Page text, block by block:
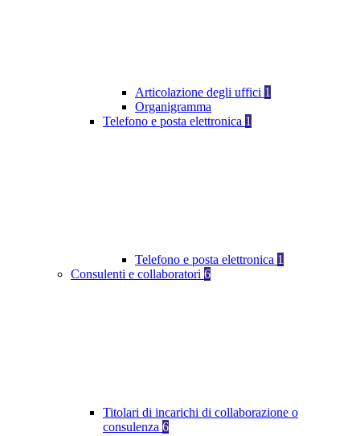
Articolazione degli uffici 1
Organigramma
Telefono e posta elettronica 1
Telefono e posta elettronica 1
Consulenti e collaboratori 6
Titolari di incarichi di collaborazione o
consulenza 6